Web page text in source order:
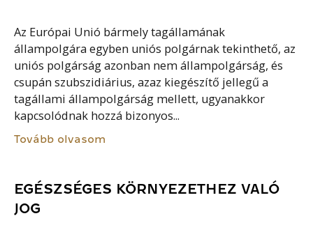
Az Európai Unió bármely tagállamának
állampolgára egyben uniós polgárnak tekinthető, az
uniós polgárság azonban nem állampolgárság, és
csupán szubszidiárius, azaz kiegészítő jellegű a
tagállami állampolgárság mellett, ugyanakkor
kapcsolódnak hozzá bizonyos...
Tovább olvasom
EGÉSZSÉGES KÖRNYEZETHEZ VALÓ
JOG